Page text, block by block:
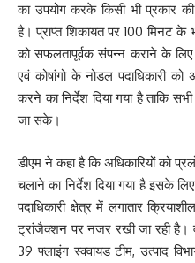
का उपयोग करके किसी भी प्रकार
है। प्राप्त शिकायत पर 100 मिनट के
को सफलतापूर्वक संपन्न कराने के
एवं कोषांगो के नोडल पदाधिकारी को
करने का निर्देश दिया गया है ताकि
जा सके।
डीएम ने कहा है कि अधिकारियों को
चलाने का निर्देश दिया गया है इसके
पदाधिकारी क्षेत्र में लगातार
ट्रांजैक्शन पर नजर रखी जा रही है।
39 फ्लाइंग स्क्वायड टीम, उत्पाद